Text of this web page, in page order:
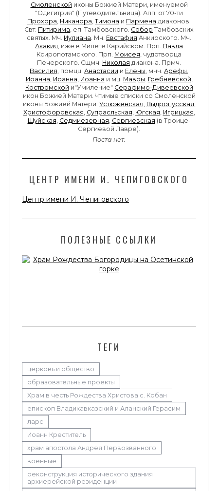
Смоленской иконы Божией Матери, именуемой
"Одигитрия" (Путеводительница). Апп. от 70-ти
Прохора Никанора Тимона и Пармена диаконов.
Свт. Питирима , еп. Тамбовского. Собор Тамбовских
святых. Мч. Иулиана . Мч. Евстафия Анкирского. Мч.
Акакия , иже в Милете Карийском. Прп. Павла
Ксиропотамского. Прп. Моисея , чудотворца
Печерского. Сщмч. Николая диакона. Прмч.
Василия , прмцц. Анастасии и Елены , мчч. Арефы
Иоанна Иоанна Иоанна и мц. Мавры Гребневской
Костромской и"Умиление" Серафимо-Дивеевской
икон Божией Матери. Чтимые списки со Смоленской
иконы Божией Матери: Устюженская Выдропусская
Христофоровская Супрасльская Югская Игрицкая
Шуйская Седмиезерная Сергиевская (в Троице-
Сергиевой Лавре).
Поста нет.
ЦЕНТР ИМЕНИ И. ЧЕПИГОВСКОГО
Центр имени И. Чепиговского
ПОЛЕЗНЫЕ ССЫЛКИ
ТЕГИ
церковь и общество
образовательные проекты
Храм в честь Рождества Христова с. Кобан
епископ Владикавказский и Аланский Герасим
ларс
Иоанн Креститель
храм апостола Андрея Первозванного
военные
реконструкция исторического здания
архиерейской резиденции